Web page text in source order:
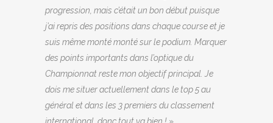
progression, mais c’était un bon début puisque
j’ai repris des positions dans chaque course et je
suis même monté monté sur le podium. Marquer
des points importants dans l’optique du
Championnat reste mon objectif principal. Je
dois me situer actuellement dans le top 5 au
général et dans les 3 premiers du classement